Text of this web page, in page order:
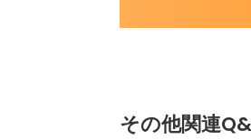
その他関連